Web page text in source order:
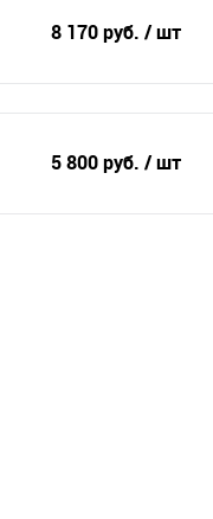
8 170 руб. / шт
5 800 руб. / шт